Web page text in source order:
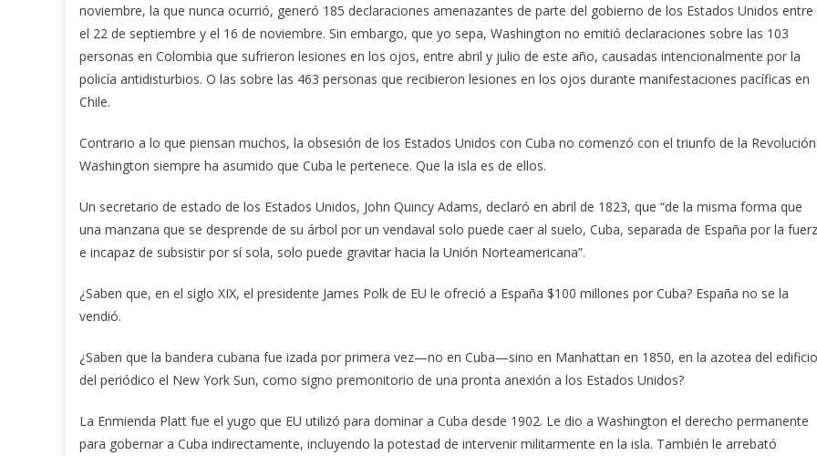
noviembre, la que nunca ocurrió, generó 185 declaraciones amenazantes de parte del gobierno de los Estados Unidos entre
el 22 de septiembre y el 16 de noviembre. Sin embargo, que yo sepa, Washington no emitió declaraciones sobre las 103
personas en Colombia que sufrieron lesiones en los ojos, entre abril y julio de este año, causadas intencionalmente por la
policía antidisturbios. O las sobre las 463 personas que recibieron lesiones en los ojos durante manifestaciones pacíficas en
Chile.
Contrario a lo que piensan muchos, la obsesión de los Estados Unidos con Cuba no comenzó con el triunfo de la Revolución.
Washington siempre ha asumido que Cuba le pertenece. Que la isla es de ellos.
Un secretario de estado de los Estados Unidos, John Quincy Adams, declaró en abril de 1823, que “de la misma forma que
una manzana que se desprende de su árbol por un vendaval solo puede caer al suelo, Cuba, separada de España por la
e incapaz de subsistir por sí sola, solo puede gravitar hacia la Unión Norteamericana”.
¿Saben que, en el siglo XIX, el presidente James Polk de EU le ofreció a España $100 millones por Cuba? España no se la
vendió.
¿Saben que la bandera cubana fue izada por primera vez—no en Cuba—sino en Manhattan en 1850, en la azotea del edificio
del periódico el New York Sun, como signo premonitorio de una pronta anexión a los Estados Unidos?
La Enmienda Platt fue el yugo que EU utilizó para dominar a Cuba desde 1902. Le dio a Washington el derecho permanente
para gobernar a Cuba indirectamente, incluyendo la potestad de intervenir militarmente en la isla. También le arrebató